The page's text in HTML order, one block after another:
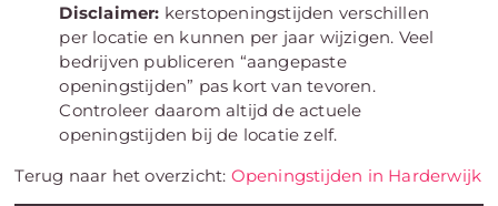
Disclaimer: kerstopeningstijden verschillen
per locatie en kunnen per jaar wijzigen. Veel
bedrijven publiceren “aangepaste
openingstijden” pas kort van tevoren.
Controleer daarom altijd de actuele
openingstijden bij de locatie zelf.
Terug naar het overzicht: Openingstijden in Harderwijk